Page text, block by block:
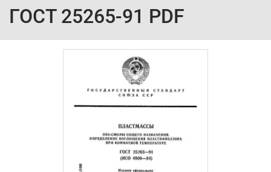
ГОСТ 25265-91 PDF